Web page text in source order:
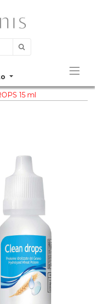
15 ml